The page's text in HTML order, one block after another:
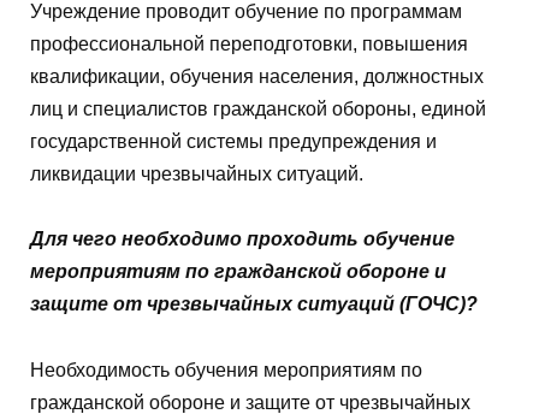
Учреждение проводит обучение по программам
профессиональной переподготовки, повышения
квалификации, обучения населения, должностных
лиц и специалистов гражданской обороны, единой
государственной системы предупреждения и
ликвидации чрезвычайных ситуаций.
Для чего необходимо проходить обучение
мероприятиям по гражданской обороне и
защите от чрезвычайных ситуаций (ГОЧС)?
Необходимость обучения мероприятиям по
гражданской обороне и защите от чрезвычайных